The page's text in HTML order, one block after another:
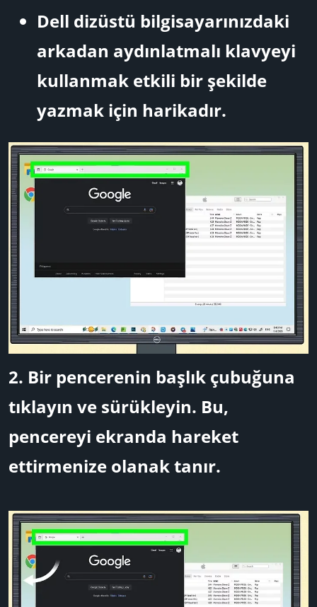
Dell dizüstü bilgisayarınızdaki
arkadan aydınlatmalı klavyeyi
kullanmak etkili bir şekilde
yazmak için harikadır.
2. Bir pencerenin başlık çubuğuna
tıklayın ve sürükleyin. Bu,
pencereyi ekranda hareket
ettirmenize olanak tanır.